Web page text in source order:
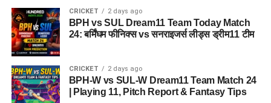
CRICKET 2 days ago
BPH vs SUL Dream11 Team Today Match
24: बर्मिंघम फीनिक्स vs सनराइजर्स लीड्स ड्रीम11 टीम
CRICKET 2 days ago
BPH-W vs SUL-W Dream11 Team Match 24
| Playing 11, Pitch Report & Fantasy Tips